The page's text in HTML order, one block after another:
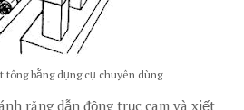
tông bằng dụng cụ chuyên dùng
răng dẫn động trục cam và xiết